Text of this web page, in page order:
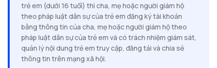
trẻ em (dưới 16 tuổi) thì cha, mẹ hoặc người giám hộ
theo pháp luật dân sự của trẻ em đăng ký tài khoản
bằng thông tin của cha, mẹ hoặc người giám hộ theo
pháp luật dân sự của trẻ em và có trách nhiệm giám sát,
quản lý nội dung trẻ em truy cập, đăng tải và chia sẻ
thông tin trên mạng xã hội.